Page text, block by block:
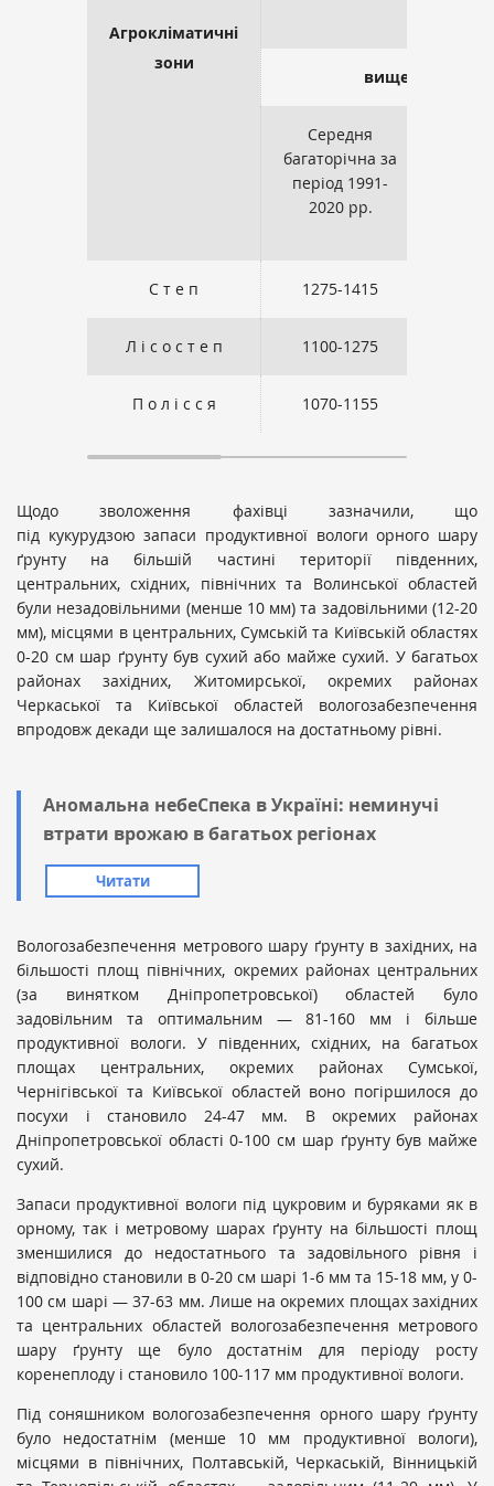
Агрокліматичні
зони
вище +5 ° С
Середня
багаторічна за
період 1991-
2020 рр.
С т е п 1275-1415
Л і с о с т е п 1100-1275
П о л і с с я 1070-1155
Щодо зволоження фахівці зазначили, що
під кукурудзоюзапаси продуктивної вологи орного шару
ґрунту на більшій частині території південних,
центральних, східних, північних та Волинської областей
були незадовільними (менше 10 мм) та задовільними (12-20
мм), місцями в центральних, Сумській та Київській областях
0-20 см шар ґрунту був сухий або майже сухий. У багатьох
районах західних, Житомирської, окремих районах
Черкаської та Київської областей вологозабезпечення
впродовж декади ще залишалося на достатньому рівні.
Аномальна небеСпека в Україні: неминучі
втрати врожаю в багатьох регіонах
Читати
Вологозабезпечення метрового шару ґрунту в західних, на
більшості площ північних, окремих районах центральних
(за винятком Дніпропетровської) областей було
задовільним та оптимальним — 81-160 мм і більше
продуктивної вологи. У південних, східних, на багатьох
площах центральних, окремих районах Сумської,
Чернігівської та Київської областей воно погіршилося до
посухи і становило 24-47 мм. В окремих районах
Дніпропетровської області 0-100 см шар ґрунту був майже
сухий.
Запаси продуктивної вологи під цукровим ибуряками як в
орному, так і метровому шарах ґрунту на більшості площ
зменшилися до недостатнього та задовільного рівня і
відповідно становили в 0-20 см шарі 1-6 мм та 15-18 мм, у 0-
100 см шарі — 37-63 мм. Лише на окремих площах західних
та центральних областей вологозабезпечення метрового
шару ґрунту ще було достатнім для періоду росту
коренеплоду і становило 100-117 мм продуктивної вологи.
Підсоняшником вологозабезпечення орного шару ґрунту
було недостатнім (менше 10 мм продуктивної вологи),
місцями в північних, Полтавській, Черкаській, Вінницькій